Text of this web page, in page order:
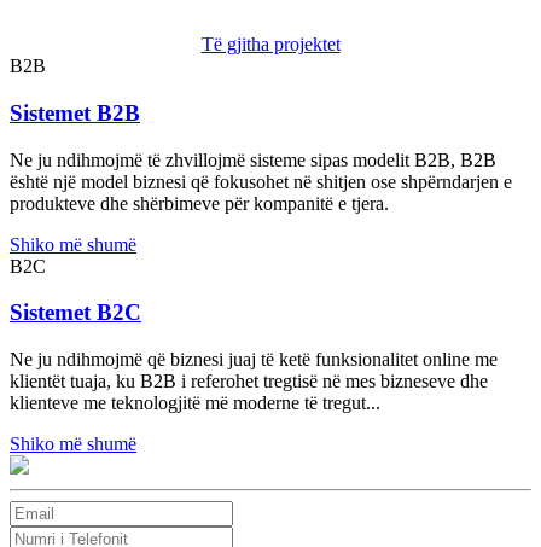
Të gjitha projektet
B2B
Sistemet B2B
Ne ju ndihmojmë të zhvillojmë sisteme sipas modelit B2B, B2B
është një model biznesi që fokusohet në shitjen ose shpërndarjen e
produkteve dhe shërbimeve për kompanitë e tjera.
Shiko më shumë
B2C
Sistemet B2C
Ne ju ndihmojmë që biznesi juaj të ketë funksionalitet online me
klientët tuaja, ku B2B i referohet tregtisë në mes bizneseve dhe
klienteve me teknologjitë më moderne të tregut...
Shiko më shumë